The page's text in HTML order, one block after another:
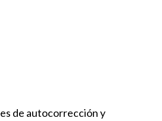
de autocorrección y